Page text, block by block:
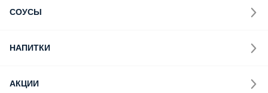
СОУСЫ
НАПИТКИ
АКЦИИ